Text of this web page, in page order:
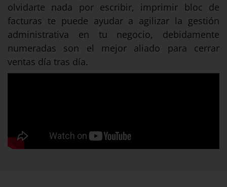
olvidarte nada por escribir, imprimir bloc de
facturas te puede ayudar a agilizar la gestión
administrativa en tu negocio, debidamente
numeradas son el mejor aliado para cerrar
ventas día tras día.